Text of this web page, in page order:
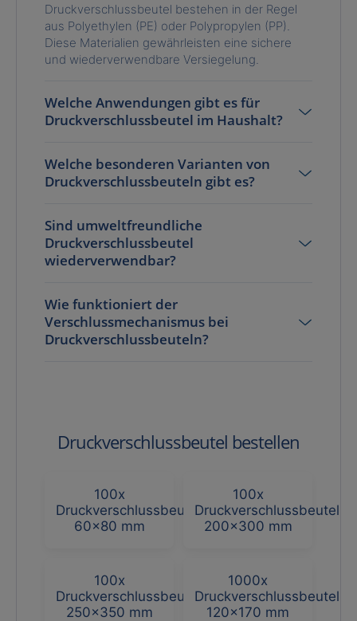
Druckverschlussbeutel bestehen in der Regel
aus Polyethylen (PE) oder Polypropylen (PP).
Diese Materialien gewährleisten eine sichere
und wiederverwendbare Versiegelung.
Welche Anwendungen gibt es für
Druckverschlussbeutel im Haushalt?
Welche besonderen Varianten von
Druckverschlussbeuteln gibt es?
Sind umweltfreundliche
Druckverschlussbeutel
wiederverwendbar?
Wie funktioniert der
Verschlussmechanismus bei
Druckverschlussbeuteln?
Druckverschlussbeutel bestellen
100x
Druckverschlussbeutel
60x80 mm
100x
Druckverschlussbeutel
200x300 mm
100x
Druckverschlussbeutel
250x350 mm
1000x
Druckverschlussbeutel
120x170 mm